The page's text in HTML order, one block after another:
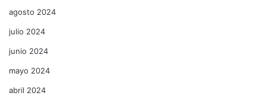
agosto 2024
julio 2024
junio 2024
mayo 2024
abril 2024